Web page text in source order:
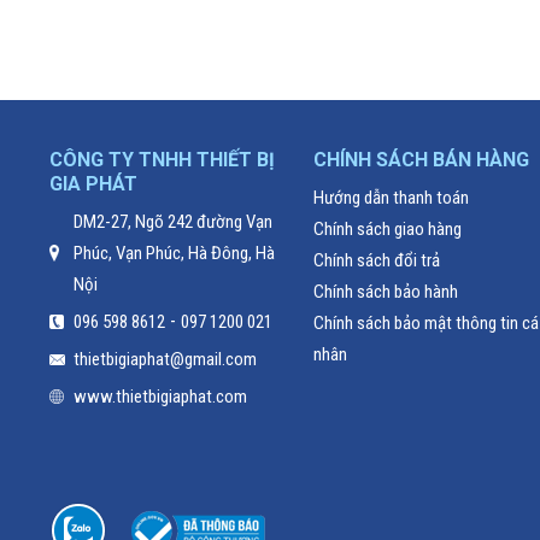
CÔNG TY TNHH THIẾT BỊ
GIA PHÁT
DM2-27, Ngõ 242 đường Vạn
Phúc, Vạn Phúc, Hà Đông, Hà
Nội
096 598 8612 - 097 1200 021
thietbigiaphat@gmail.com
www.thietbigiaphat.com
CHÍNH SÁCH BÁN HÀNG
Hướng dẫn thanh toán
Chính sách giao hàng
Chính sách đổi trả
Chính sách bảo hành
Chính sách bảo mật thông tin cá
nhân